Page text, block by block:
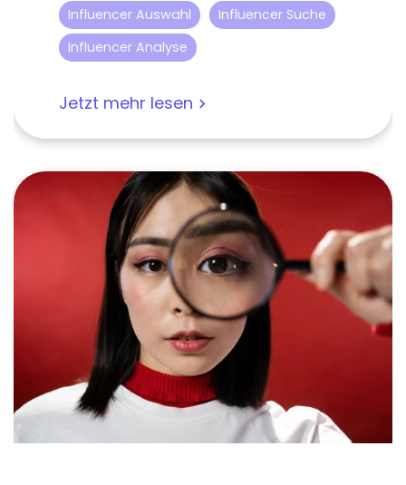
Influencer Auswahl
Influencer Suche
Influencer Analyse
Jetzt mehr lesen